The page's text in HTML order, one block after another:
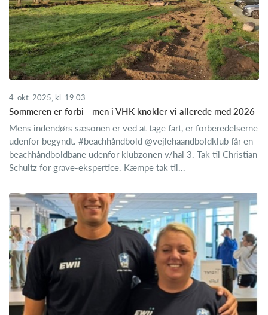
4. okt. 2025, kl. 19.03
Sommeren er forbi - men i VHK knokler vi allerede med 2026
Mens indendørs sæsonen er ved at tage fart, er forberedelserne
udenfor begyndt. #beachhåndbold @vejlehaandboldklub får en
beachhåndboldbane udenfor klubzonen v/hal 3. Tak til Christian
Schultz for grave-ekspertice. Kæmpe tak til...